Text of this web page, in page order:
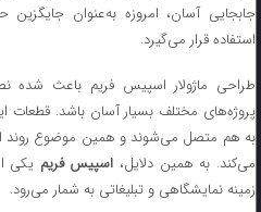
جابجایی آسان، امروزه به‌عنوان
استفاده قرار می‌گیرد.
طراحی ماژولار اسپیس فریم باعث شده
پروژه‌های مختلف بسیار آسان باشد. قطعات
به هم متصل می‌شوند و همین موضوع روند
می‌کند. به همین دلایل، اسپیس فریمیکی
زمینه نمایشگاهی و تبلیغاتی به شمار می‌رود.